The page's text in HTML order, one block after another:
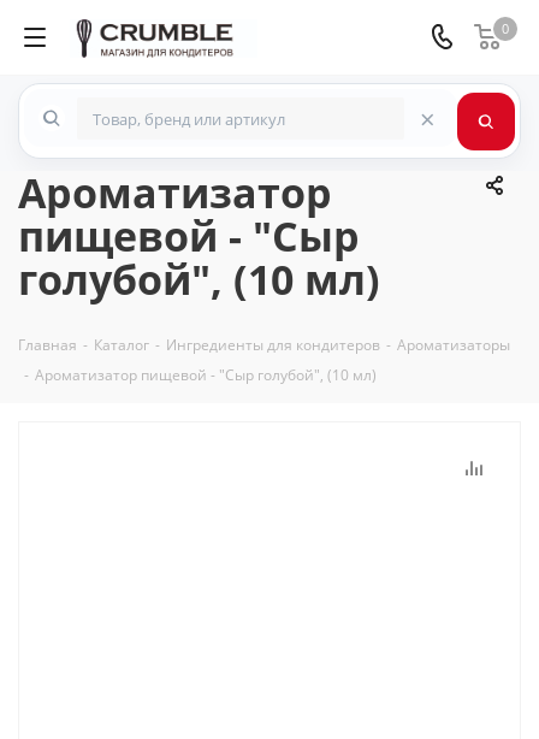
0
×
Ароматизатор
пищевой - "Сыр
голубой", (10 мл)
Главная - Каталог - Ингредиенты для кондитеров - Ароматизаторы
- Ароматизатор пищевой - "Сыр голубой", (10 мл)